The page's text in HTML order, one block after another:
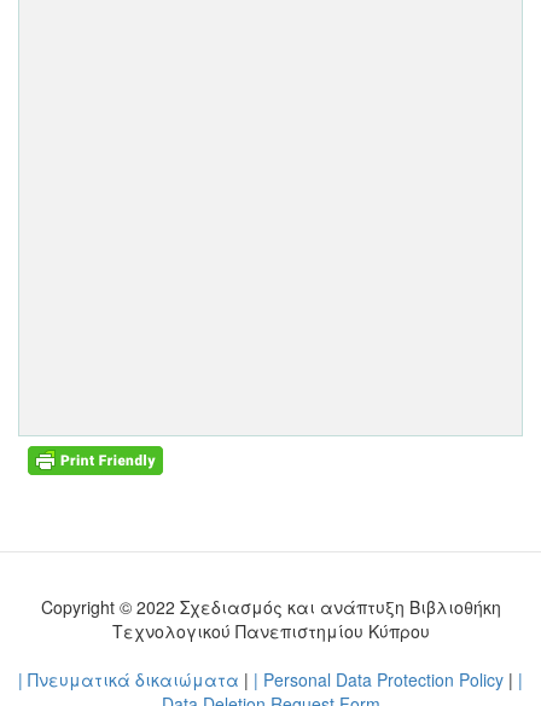
Copyright © 2022 Σχεδιασμός και ανάπτυξη Βιβλιοθήκη
Τεχνολογικού Πανεπιστημίου Κύπρου
| Πνευματικά δικαιώματα | | Personal Data Protection Policy | |